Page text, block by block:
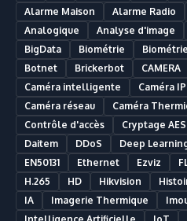
Alarme Maison
Alarme Radio
Analogique
Analyse d'image
BigData
Biométrie
Botnet
Brickerbot CAMERA
Caméra intelligente
Caméra IP
Caméra réseau
Caméra
Contrôle d'accès
Cryptage AES
Daitem
DDoS Deep
EN50131
Ethernet Ezviz
H.265
HD Hikvision
IA
Imagerie Thermique